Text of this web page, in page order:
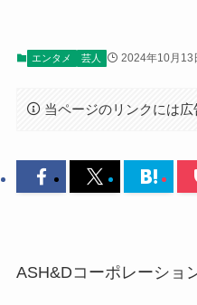
エンタメ 芸人 2024年10月13
当ページのリンクには広
ASH&Dコーポレーショ